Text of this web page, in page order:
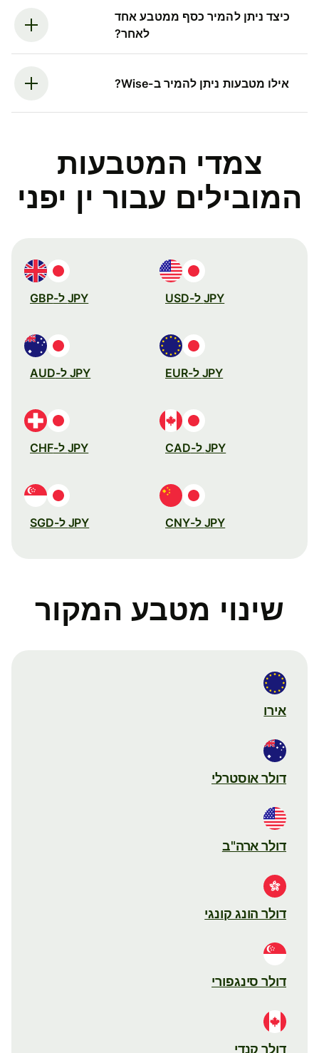
כיצד ניתן להמיר כסף ממטבע אחד
לאחר?
אילו מטבעות ניתן להמיר ב-Wise?
צמדי המטבעות
המובילים עבור ין יפני
JPY ל-USD JPY ל-GBP
JPY ל-EUR JPY ל-AUD
JPY ל-CAD JPY ל-CHF
JPY ל-CNY JPY ל-SGD
שינוי מטבע המקור
אירו
דולר אוסטרלי
דולר ארה"ב
דולר הונג קונגי
דולר סינגפורי
דולר קנדי